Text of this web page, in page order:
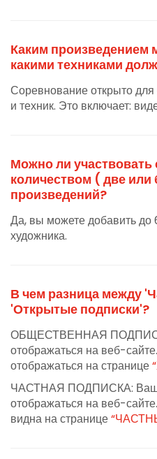
Каким произведением
какими техниками
Соревнование открыто
и техник. Это включает:
Можно ли
количеством ( две
произведений?
Да, вы можете добавить до
художника.
В чем разница между
'Открытые подписки'?
ОБЩЕСТВЕННАЯ
отображаться на веб-
отображаться на странице
ЧАСТНАЯ ПОДПИСКА: Ваша
отображаться на веб-
видна на странице